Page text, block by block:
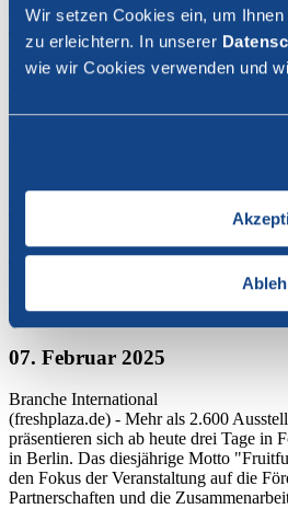
Wir setzen Cookies ein, um
zu erleichtern. In unserer
wie wir Cookies verwenden und
07. Februar 2025
Branche International
(freshplaza.de) - Mehr als 2.600
präsentieren sich ab heute drei Tage in
in Berlin. Das diesjährige Motto
den Fokus der Veranstaltung auf die
Partnerschaften und die